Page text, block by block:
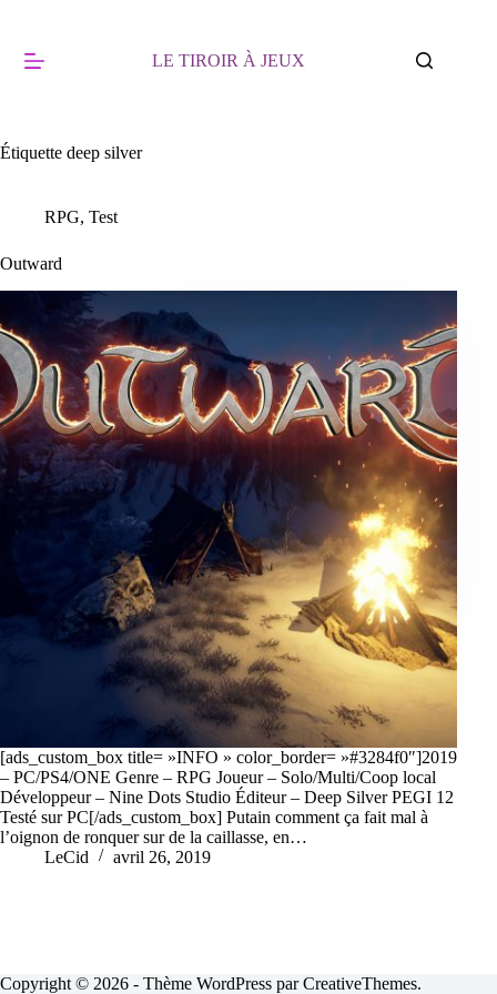
LE TIROIR À JEUX
Étiquette deep silver
RPG, Test
Outward
[ads_custom_box title= »INFO » color_border= »#3284f0″]2019
– PC/PS4/ONE Genre – RPG Joueur – Solo/Multi/Coop local
Développeur – Nine Dots Studio Éditeur – Deep Silver PEGI 12
Testé sur PC[/ads_custom_box] Putain comment ça fait mal à
l’oignon de ronquer sur de la caillasse, en…
LeCid
avril 26, 2019
Copyright © 2026 - Thème WordPress parCreativeThemes.